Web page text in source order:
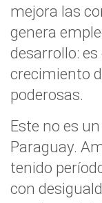
mejora las
genera
desarrollo:
crecimiento
poderosas.
Este no es
Paraguay.
tenido
con